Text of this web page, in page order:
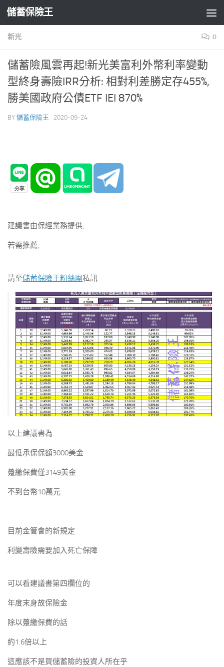
Skip to content
儲蓄保險王
新光 0
儲蓄險風雲再起!新光美富利外幣利率變動
型終身壽險IRR分析: 相對利差勝定存455%,
勝美國政府公債ETF IEI 870%
BY 儲蓄保險王 · 2020-09-24
建議書由保經業務提供,
若需推薦,
請至儲蓄保險王粉絲團私訊
以上建議書為
最低承保保額3000美金
躉繳保費僅3149美金
不到台幣10萬元
目前金管會的新規定
利變壽險需要加入死亡保障
可以看建議書第四欄位的
年度末身故保險金
除以躉繳保費的話
約1.6倍以上
這應該不是買儲蓄險的投資人所在乎